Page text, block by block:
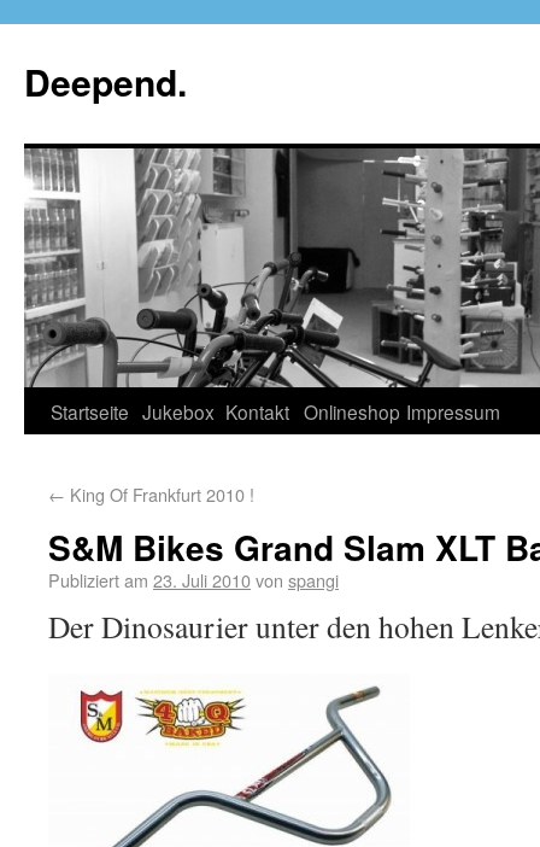
Deepend.
Startseite Jukebox Kontakt Onlineshop Impressum
← King Of Frankfurt 2010 !
S&M Bikes Grand Slam XLT
Publiziert am 23. Juli 2010von spangi
Der Dinosaurier unter den hohen